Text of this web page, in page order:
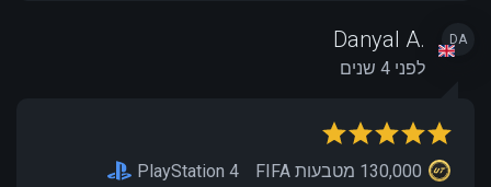
DA
Danyal A.
לפני 4 שנים
PlayStation 4